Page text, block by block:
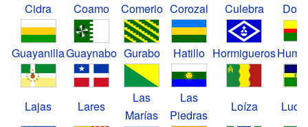
Cidra Coamo Comerio Corozal Culebra
GuayanillaGuaynabo Gurabo Hatillo Hormigueros
Lajas Lares
Las
Marías
Las
Piedras
Loíza